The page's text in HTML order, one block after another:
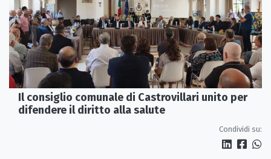
Il consiglio comunale di Castrovillari unito per
difendere il diritto alla salute
Condividi su: